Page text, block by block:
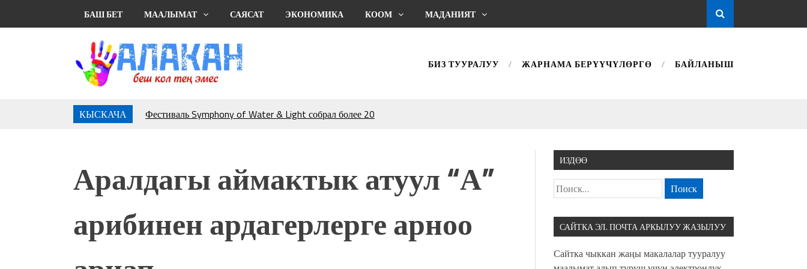
БАШ БЕТ МААЛЫМАТ САЯСАТ ЭКОНОМИКА КООМ МАДАНИЯТ
БИЗ ТУУРАЛУУ ЖАРНАМА БЕРҮҮЧҮЛӨРГӨ БАЙЛАНЫШ
КЫСКАЧА
Фестиваль Symphony of Water & Light собрал более 20
УЛУУ ЖУТТА УЛУТТУ САКТАГАН ЖУСУП
музыкальных фонтанов в Royal Central Park
Аида САЛЯНОВА: "Кыргыз шахмат союзунун
Аралдагы аймактык атуул “А”
арибинен ардагерлерге арноо
ИЗДӨӨ
САЙТКА ЭЛ. ПОЧТА АРКЫЛУУ ЖАЗЫЛУУ
Сайтка чыккан жаңы макалалар тууралуу